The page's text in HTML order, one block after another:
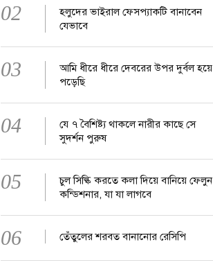
02
হলুদের ভাইরাল ফেসপ্যাকটি বানাবেন
যেভাবে
03
আমি ধীরে ধীরে দেবরের উপর দুর্বল হয়ে
পড়েছি
04
যে ৭ বৈশিষ্ট্য থাকলে নারীর কাছে সে
সুদর্শন পুরুষ
05
চুল সিল্কি করতে কলা দিয়ে বানিয়ে ফেলুন
কন্ডিশনার, যা যা লাগবে
06 তেঁতুলের শরবত বানানোর রেসিপি